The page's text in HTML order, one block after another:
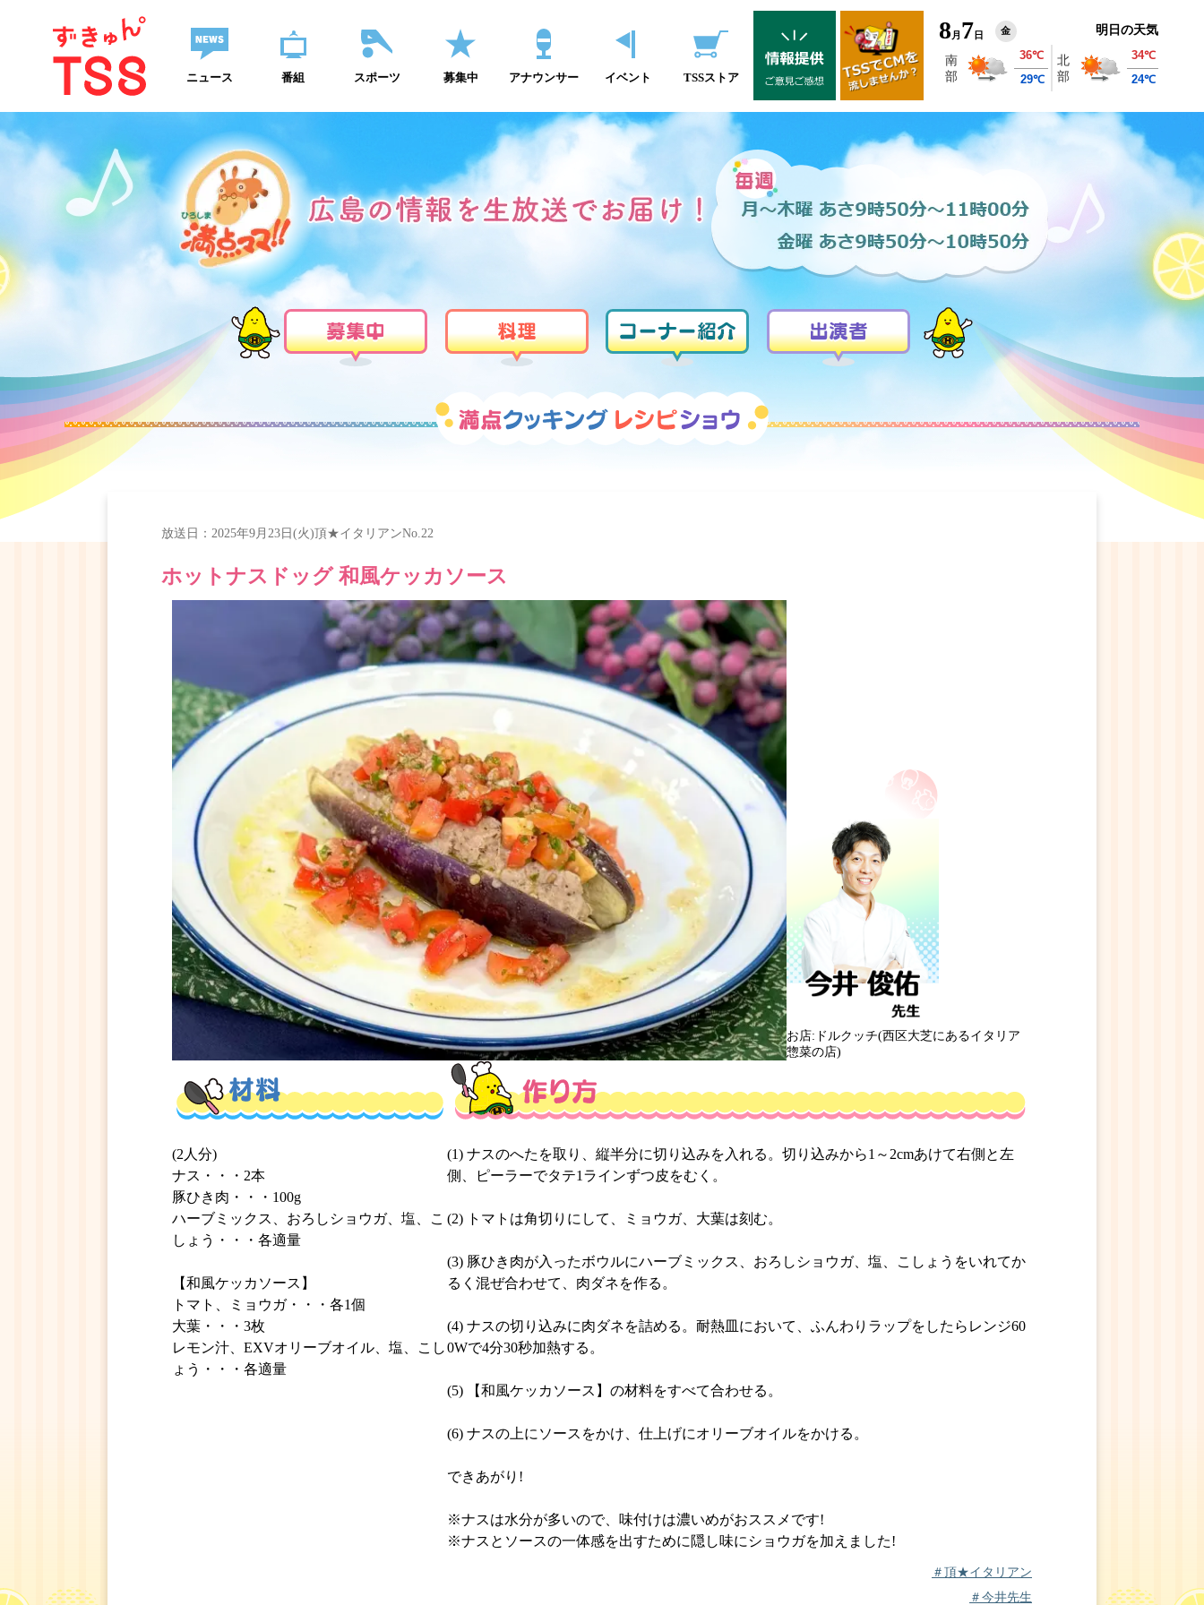
ニュース 番組 スポーツ 募集中 アナウンサー イベント TSSストア
8 月 7 日 金 明日の天気
放送日： 2025年9月23日(火)頂★イタリアンNo.22
ホットナスドッグ 和風ケッカソース
お店:ドルクッチ(西区大芝にあるイタリア
惣菜の店)
(2人分)
ナス・・・2本
豚ひき肉・・・100g
ハーブミックス、おろしショウガ、塩、こ
しょう・・・各適量
【和風ケッカソース】
トマト、ミョウガ・・・各1個
大葉・・・3枚
レモン汁、EXVオリーブオイル、塩、こし
ょう・・・各適量
(1) ナスのへたを取り、縦半分に切り込みを入れる。切り込みから1～2cmあけて右側と左
側、ピーラーでタテ1ラインずつ皮をむく。
(2) トマトは角切りにして、ミョウガ、大葉は刻む。
(3) 豚ひき肉が入ったボウルにハーブミックス、おろしショウガ、塩、こしょうをいれてか
るく混ぜ合わせて、肉ダネを作る。
(4) ナスの切り込みに肉ダネを詰める。耐熱皿において、ふんわりラップをしたらレンジ60
0Wで4分30秒加熱する。
(5) 【和風ケッカソース】の材料をすべて合わせる。
(6) ナスの上にソースをかけ、仕上げにオリーブオイルをかける。
できあがり!
※ナスは水分が多いので、味付けは濃いめがおススメです!
※ナスとソースの一体感を出すために隠し味にショウガを加えました!
＃頂★イタリアン
＃今井先生